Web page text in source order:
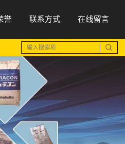
誉 联系方式 在线留言